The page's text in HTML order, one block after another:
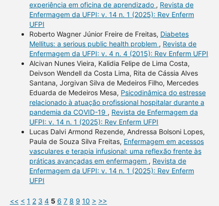
experiência em oficina de aprendizado , Revista de
Enfermagem da UFPI: v. 14 n. 1 (2025): Rev Enferm
UFPI
Roberto Wagner Júnior Freire de Freitas, Diabetes
Mellitus: a serious public health problem , Revista de
Enfermagem da UFPI: v. 4 n. 4 (2015): Rev Enferm UFPI
Alcivan Nunes Vieira, Kalidia Felipe de Lima Costa,
Deivson Wendell da Costa Lima, Rita de Cássia Alves
Santana, Jorgivan Silva de Medeiros Filho, Mercedes
Eduarda de Medeiros Mesa, Psicodinâmica do estresse
relacionado à atuação profissional hospitalar durante a
pandemia da COVID-19 , Revista de Enfermagem da
UFPI: v. 14 n. 1 (2025): Rev Enferm UFPI
Lucas Dalvi Armond Rezende, Andressa Bolsoni Lopes,
Paula de Souza Silva Freitas, Enfermagem em acessos
vasculares e terapia infusional: uma reflexão frente às
práticas avançadas em enfermagem , Revista de
Enfermagem da UFPI: v. 14 n. 1 (2025): Rev Enferm
UFPI
<< < 1 2 3 4 5 6 7 8 9 10 > >>